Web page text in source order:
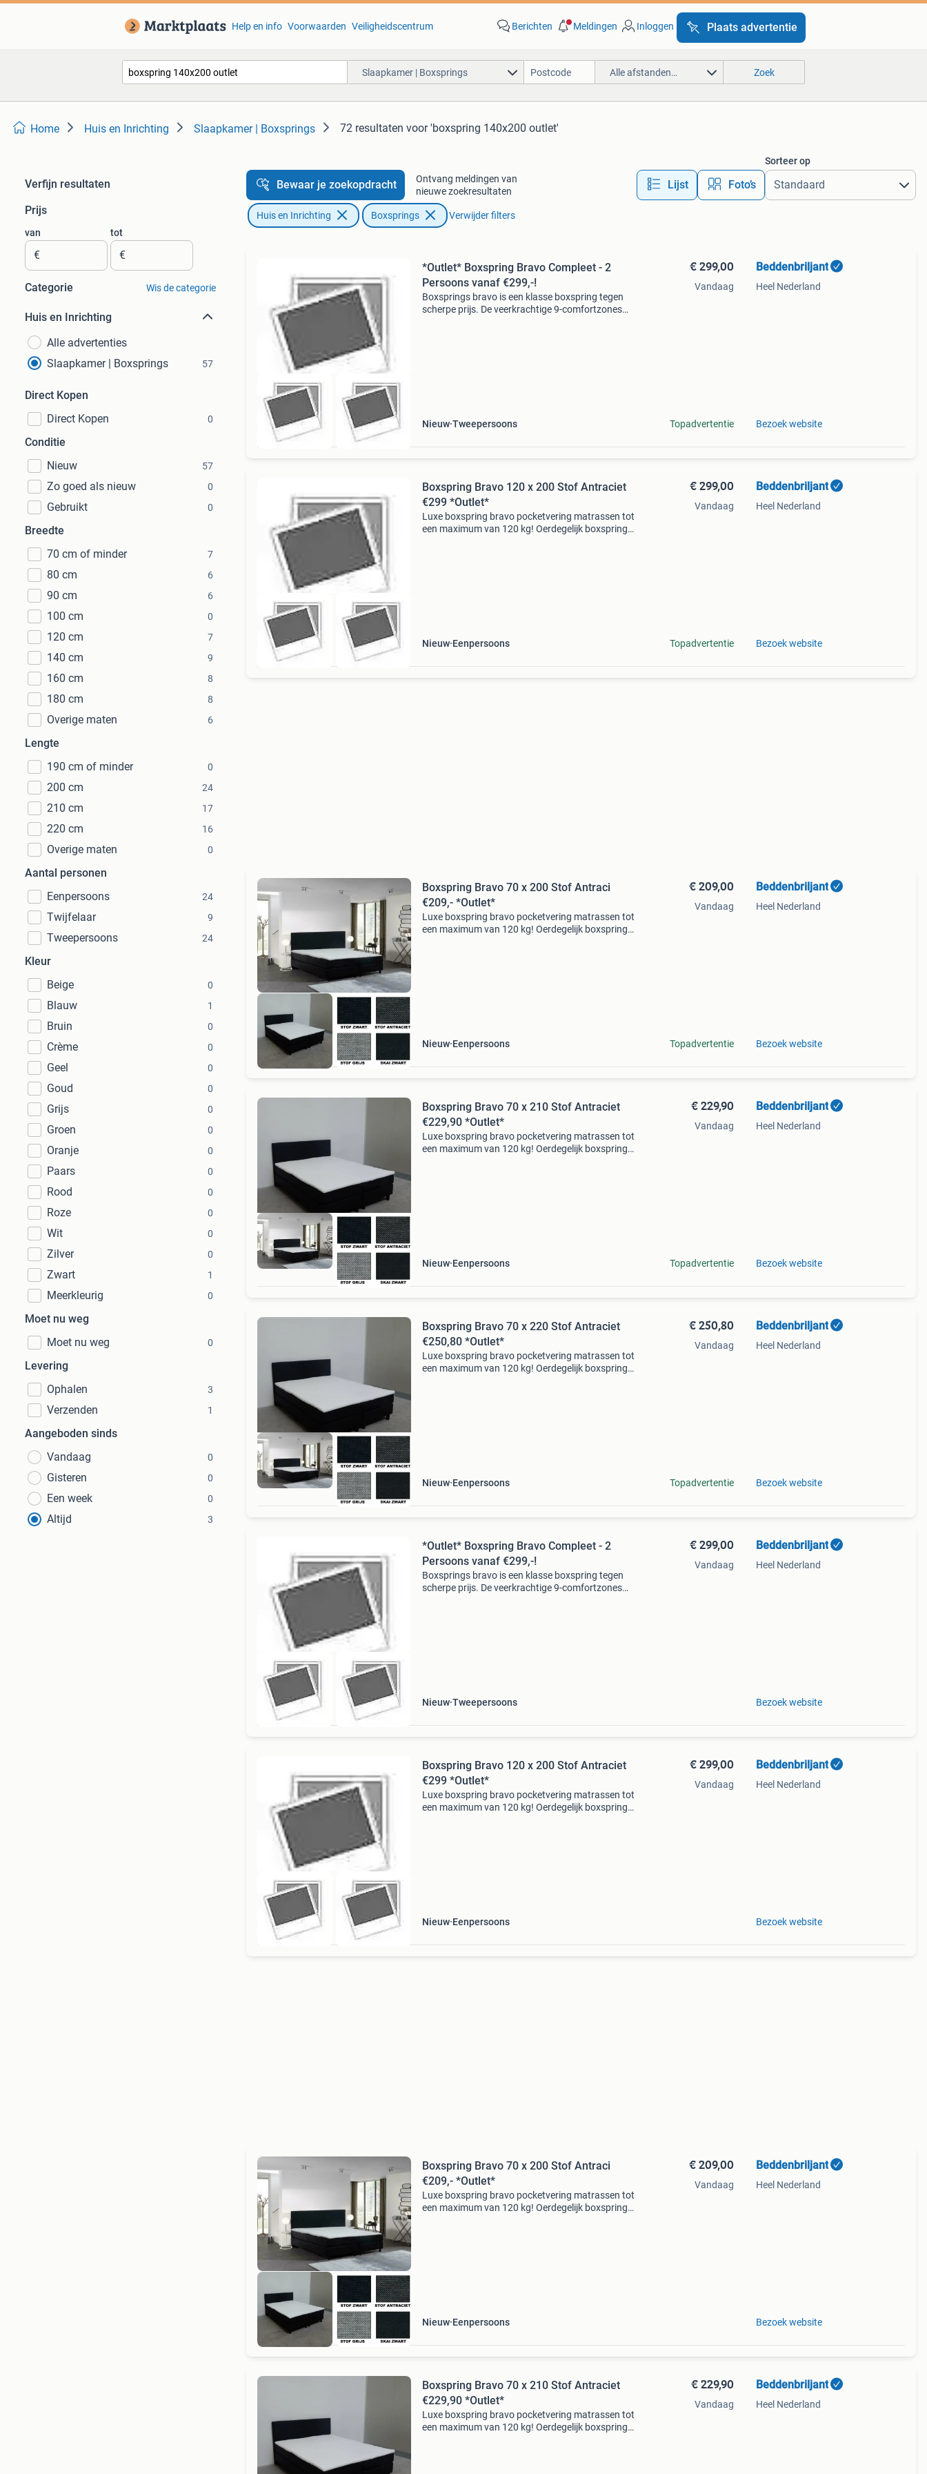
Help en info Voorwaarden Veiligheidscentrum Berichten Meldingen Inloggen Plaats advertentie
Slaapkamer | Boxsprings Alle afstanden… Zoek
Home Huis en Inrichting Slaapkamer | Boxsprings 72 resultaten voor 'boxspring 140x200 outlet'
Verfijn resultaten
Prijs
van
€
tot
€
Categorie Wis de categorie
Huis en Inrichting
Alle advertenties
Slaapkamer | Boxsprings
57
Direct Kopen
Direct Kopen
0
Conditie
Nieuw
57
Zo goed als nieuw 0
Gebruikt 0
Breedte
70 cm of minder
7
80 cm 6
90 cm 6
100 cm 0
120 cm 7
140 cm 9
160 cm 8
180 cm 8
Overige maten 6
Lengte
190 cm of minder
0
200 cm 24
210 cm 17
220 cm 16
Overige maten 0
Aantal personen
Eenpersoons
24
Twijfelaar 9
Tweepersoons 24
Kleur
Beige
0
Blauw 1
Bruin 0
Crème 0
Geel 0
Goud 0
Grijs 0
Groen 0
Oranje 0
Paars 0
Rood 0
Roze 0
Wit 0
Zilver 0
Zwart 1
Meerkleurig 0
Moet nu weg
Moet nu weg
0
Levering
Ophalen
3
Verzenden 1
Aangeboden sinds
Vandaag
0
Gisteren 0
Een week 0
Altijd 3
Bewaar je zoekopdracht
Ontvang meldingen van
nieuwe zoekresultaten
Lijst Foto’s
Sorteer op
Huis en Inrichting Boxsprings Verwijder filters
*Outlet* Boxspring Bravo Compleet - 2
Persoons vanaf €299,-!
Boxsprings bravo is een klasse boxspring tegen
scherpe prijs. De veerkrachtige 9-comfortzones
Nieuw Tweepersoons
€ 299,00
Vandaag
Topadvertentie
Beddenbriljant
Heel Nederland
Bezoek website
Boxspring Bravo 120 x 200 Stof Antraciet
€299 *Outlet*
Luxe boxspring bravo pocketvering matrassen tot
een maximum van 120 kg! Oerdegelijk boxspring
Nieuw Eenpersoons
€ 299,00
Vandaag
Topadvertentie
Beddenbriljant
Heel Nederland
Bezoek website
Boxspring Bravo 70 x 200 Stof Antraci
€209,- *Outlet*
Luxe boxspring bravo pocketvering matrassen tot
een maximum van 120 kg! Oerdegelijk boxspring
Nieuw Eenpersoons
€ 209,00
Vandaag
Topadvertentie
Beddenbriljant
Heel Nederland
Bezoek website
Boxspring Bravo 70 x 210 Stof Antraciet
€229,90 *Outlet*
Luxe boxspring bravo pocketvering matrassen tot
een maximum van 120 kg! Oerdegelijk boxspring
Nieuw Eenpersoons
€ 229,90
Vandaag
Topadvertentie
Beddenbriljant
Heel Nederland
Bezoek website
Boxspring Bravo 70 x 220 Stof Antraciet
€250,80 *Outlet*
Luxe boxspring bravo pocketvering matrassen tot
een maximum van 120 kg! Oerdegelijk boxspring
Nieuw Eenpersoons
€ 250,80
Vandaag
Topadvertentie
Beddenbriljant
Heel Nederland
Bezoek website
*Outlet* Boxspring Bravo Compleet - 2
Persoons vanaf €299,-!
Boxsprings bravo is een klasse boxspring tegen
scherpe prijs. De veerkrachtige 9-comfortzones
Nieuw Tweepersoons
€ 299,00
Vandaag
Beddenbriljant
Heel Nederland
Bezoek website
Boxspring Bravo 120 x 200 Stof Antraciet
€299 *Outlet*
Luxe boxspring bravo pocketvering matrassen tot
een maximum van 120 kg! Oerdegelijk boxspring
Nieuw Eenpersoons
€ 299,00
Vandaag
Beddenbriljant
Heel Nederland
Bezoek website
Boxspring Bravo 70 x 200 Stof Antraci
€209,- *Outlet*
Luxe boxspring bravo pocketvering matrassen tot
een maximum van 120 kg! Oerdegelijk boxspring
Nieuw Eenpersoons
€ 209,00
Vandaag
Beddenbriljant
Heel Nederland
Bezoek website
Boxspring Bravo 70 x 210 Stof Antraciet
€229,90 *Outlet*
Luxe boxspring bravo pocketvering matrassen tot
een maximum van 120 kg! Oerdegelijk boxspring
€ 229,90
Vandaag
Beddenbriljant
Heel Nederland